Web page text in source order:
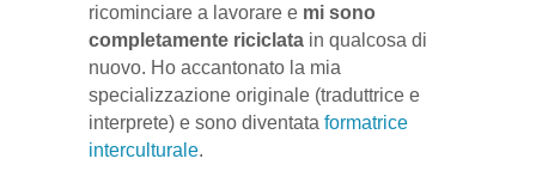
ricominciare a lavorare e mi sono
completamente riciclata in qualcosa di
nuovo. Ho accantonato la mia
specializzazione originale (traduttrice e
interprete) e sono diventata formatrice
interculturale.